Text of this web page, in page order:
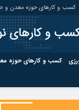
کسب و کارهای حوزه معدن و
کسب و کارهای
کسب و کارهای حوزه
صفحه نخست